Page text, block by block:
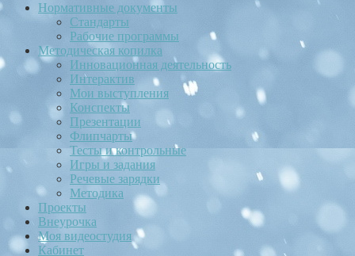
Нормативные документы
Стандарты
Рабочие программы
Методическая копилка
Инновационная деятельность
Интерактив
Мои выступления
Конспекты
Презентации
Флипчарты
Тесты и контрольные
Игры и задания
Речевые зарядки
Методика
Проекты
Внеурочка
Моя видеостудия
Кабинет